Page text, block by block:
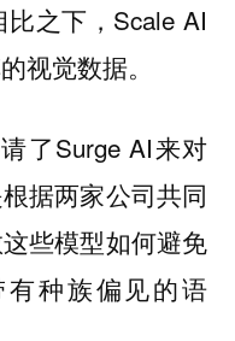
之下，Scale AI
视觉数据。
了Surge AI来对
据两家公司共同
些模型如何避免
种族偏见的语